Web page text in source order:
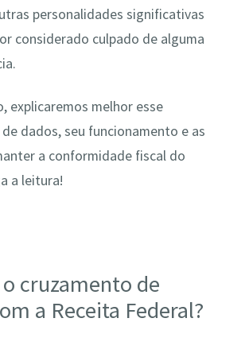
personalidades significativas
considerado culpado de alguma
explicaremos melhor esse
dados, seu funcionamento e as
a conformidade fiscal do
a leitura!
o cruzamento de
a Receita Federal?